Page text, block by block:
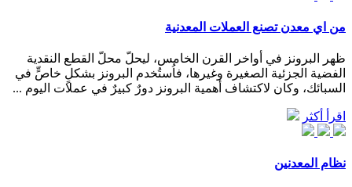
من اي معدن تصنع العملات المعدنية
ظهر البرونز في أواخر القرن الخامس، ليحلّ محلّ القطع النقدية
الفضية الجزئية الصغيرة وغيرها، فاُستُخدم البرونز بشكلٍ خاصٍّ في
السبائك، وكان لاكتشاف أهمية البرونز دورٌ كبيرٌ في عملات اليوم ...
اقرأ أكثر
نظام المعدنين